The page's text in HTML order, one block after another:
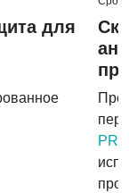
для